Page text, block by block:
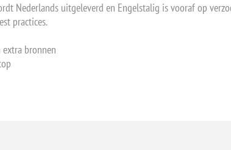
Nederlands uitgeleverd en Engelstalig is vooraf op
practices.
bronnen